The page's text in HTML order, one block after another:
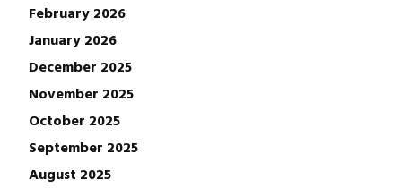
February 2026
January 2026
December 2025
November 2025
October 2025
September 2025
August 2025